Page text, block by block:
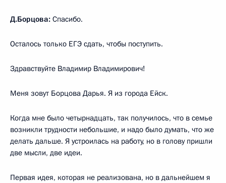
Д.Борцова: Спасибо.
Осталось только ЕГЭ сдать, чтобы поступить.
Здравствуйте Владимир Владимирович!
Меня зовут Борцова Дарья. Я из города Ейск.
Когда мне было четырнадцать, так получилось, что в семье
возникли трудности небольшие, и надо было думать, что же
делать дальше. Я устроилась на работу, но в голову пришли
две мысли, две идеи.
Первая идея, которая не реализована, но в дальнейшем я